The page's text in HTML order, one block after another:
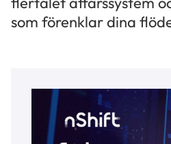
som förenklar dina